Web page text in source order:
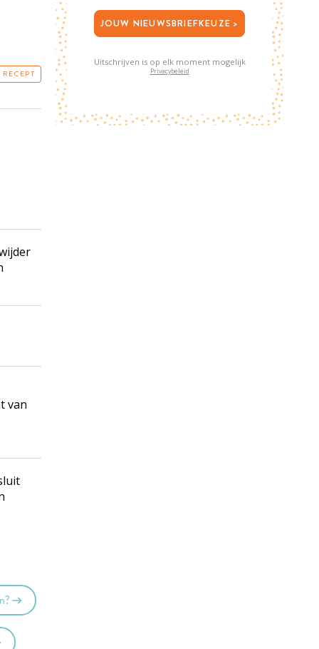
van
JOUW NIEUWSBRIEFKEUZE >
Uitschrijven is op elk moment mogelijk
Privacybeleid